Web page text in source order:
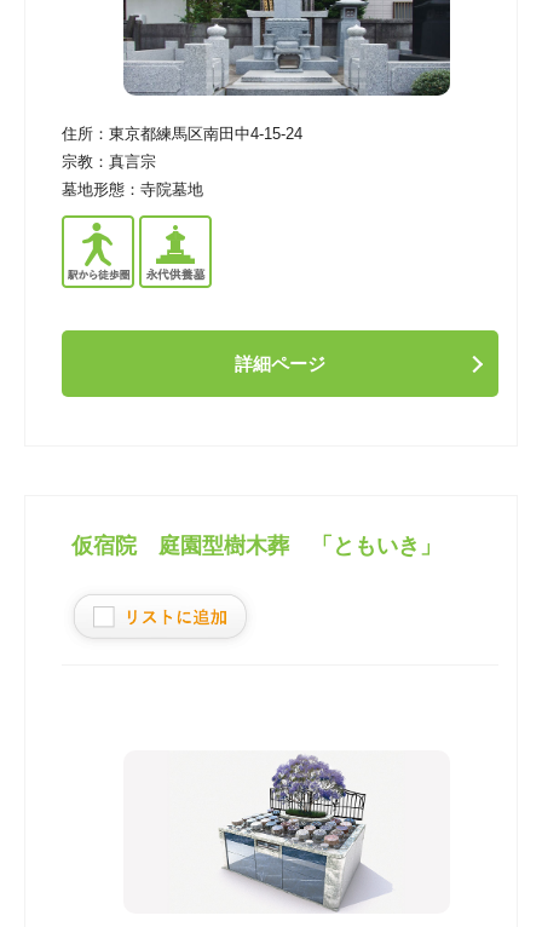
住所： 東京都練馬区南田中4-15-24
宗教： 真言宗
墓地形態： 寺院墓地
詳細ページ
仮宿院 庭園型樹木葬 「ともいき」